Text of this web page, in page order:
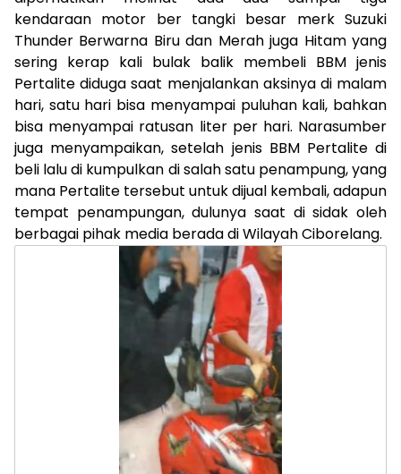
kendaraan motor ber tangki besar merk Suzuki
Thunder Berwarna Biru dan Merah juga Hitam yang
sering kerap kali bulak balik membeli BBM jenis
Pertalite diduga saat menjalankan aksinya di malam
hari, satu hari bisa menyampai puluhan kali, bahkan
bisa menyampai ratusan liter per hari. Narasumber
juga menyampaikan, setelah jenis BBM Pertalite di
beli lalu di kumpulkan di salah satu penampung, yang
mana Pertalite tersebut untuk dijual kembali, adapun
tempat penampungan, dulunya saat di sidak oleh
berbagai pihak media berada di Wilayah Ciborelang.